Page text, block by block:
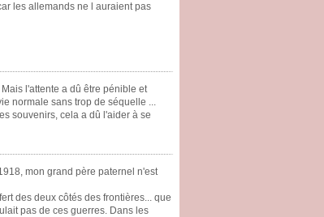
les allemands ne l auraient pas
l'attente a dû être pénible et
normale sans trop de séquelle ...
souvenirs, cela a dû l'aider à se
mon grand père paternel n'est
des deux côtés des frontières... que
pas de ces guerres. Dans les